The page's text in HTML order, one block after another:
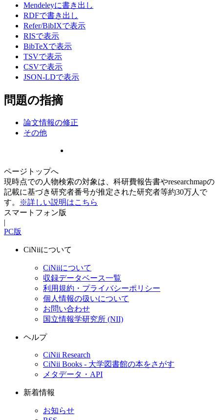
Mendeleyに書き出し
RDFで書き出し
Refer/BibIXで表示
RISで表示
BibTeXで表示
TSVで表示
CSVで表示
JSON-LDで表示
問題の指摘
論文情報の修正
その他
ページトップへ
現時点での人物検索の対象は、科研費報告書やresearchmapの
記載に基づき研究者番号が推定された研究者等約30万人で
す。
※詳しい説明はこちら
スマートフォン版
|
PC版
CiNiiについて
CiNiiについて
収録データベース一覧
利用規約・プライバシーポリシー
個人情報の扱いについて
お問い合わせ
国立情報学研究所 (NII)
ヘルプ
CiNii Research
CiNii Books - 大学図書館の本をさがす
メタデータ・API
新着情報
お知らせ